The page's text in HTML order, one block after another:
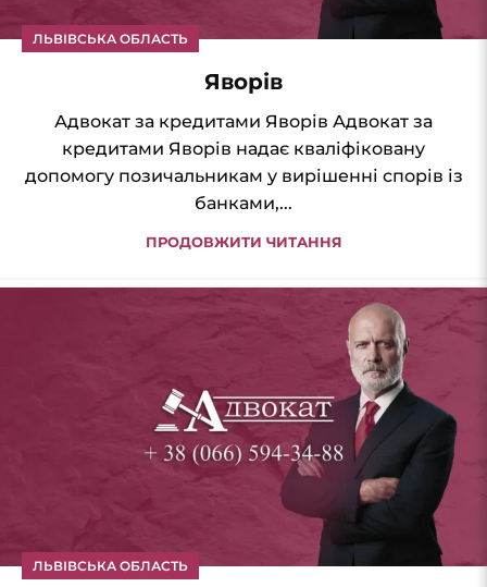
ЛЬВІВСЬКА ОБЛАСТЬ
Яворів
Адвокат за кредитами Яворів Адвокат за
кредитами Яворів надає кваліфіковану
допомогу позичальникам у вирішенні спорів із
банками,...
ПРОДОВЖИТИ ЧИТАННЯ
ЛЬВІВСЬКА ОБЛАСТЬ